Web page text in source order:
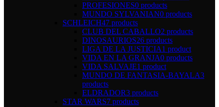
PROFESIONES0 products
MUNDO SYLVANIAN0 products
SCHLEICH47 products
CLUB DEL CABALLO2 products
DINOSAURIOS26 products
LIGA DE LA JUSTICIA1 product
VIDA EN LA GRANJA0 products
VIDA SALVAJE1 product
MUNDO DE FANTASIA-BAYALA3
products
ELDRADOR3 products
STAR WARS7 products